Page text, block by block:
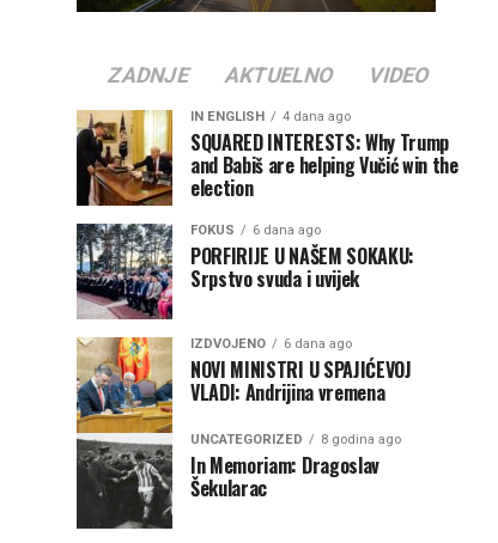
ZADNJE AKTUELNO VIDEO
IN ENGLISH 4 dana ago
SQUARED INTERESTS: Why Trump
and Babiš are helping Vučić win the
election
FOKUS 6 dana ago
PORFIRIJE U NAŠEM SOKAKU:
Srpstvo svuda i uvijek
IZDVOJENO 6 dana ago
NOVI MINISTRI U SPAJIĆEVOJ
VLADI: Andrijina vremena
UNCATEGORIZED 8 godina ago
In Memoriam: Dragoslav
Šekularac